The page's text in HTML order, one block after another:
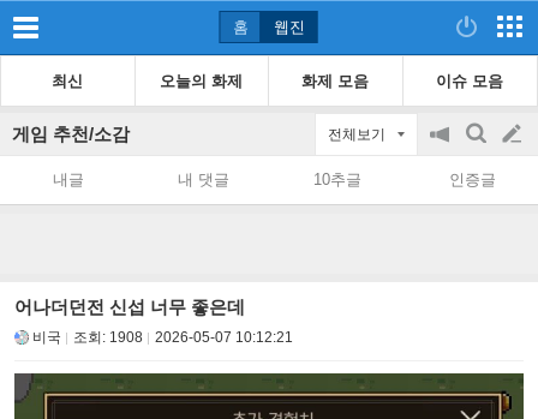
홈 웹진
최신 오늘의 화제 화제 모음 이슈 모음
게임 추천/소감 전체보기
공
on/off
검
색
글
쓰
내글 내 댓글 10추글 인증글
어나더던전 신섭 너무 좋은데
비국 조회: 1908 2026-05-07 10:12:21